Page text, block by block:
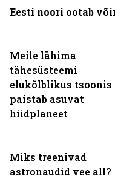
Meile lähima
tähesüsteemi
elukõlblikus tsoonis
paistab asuvat
hiidplaneet
Miks treenivad
astronaudid vee all?
Eesti noori ootab